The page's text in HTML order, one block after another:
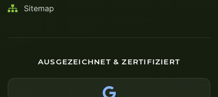
Sitemap
AUSGEZEICHNET & ZERTIFIZIERT